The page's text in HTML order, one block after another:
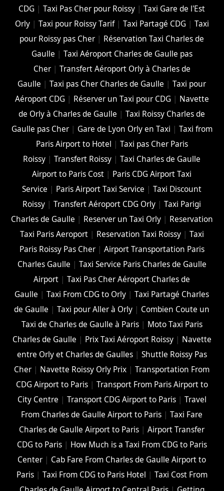
CDG |Taxi Pas Cher pour Roissy |Taxi Gare de l'Est
Orly| Taxi pour Roissy Tarif| Taxi Partagé CDG | Taxi
pour Roissy pas Cher | Réservation Taxi Charles de
Gaulle | Taxi Aéroport Charles de Gaulle pas
Cher| Transfert Aéroport Orly à Charles de
Gaulle |Taxi pas Cher Charles de Gaulle |Taxi pour
Aéroport CDG | Réserver un Taxi pour CDG | Navette
de Orly à Charles de Gaulle |Taxi Roissy Charles de
Gaulle pas Cher| Gare de Lyon Orly en Taxi | Taxi from
Paris Airport to Hotel | Taxi pas Cher Paris
Roissy |Transfert Roissy |Taxi Charles de Gaulle
Airport to Paris Cost | Paris CDG Airport Taxi
Service | Paris Airport Taxi Service |Taxi Discount
Roissy |Transfert Aéroport CDG Orly |Taxi Parigi
Charles de Gaulle | Reserver un Taxi Orly| Reservation
Taxi Paris Aeroport| Reservation Taxi Roissy| Taxi
Paris Roissy Pas Cher| Airport Transportation Paris
Charles Gaulle | Taxi Service Paris Charles de Gaulle
Airport |Taxi Pas Cher Aéroport Charles de
Gaulle |Taxi From CDG to Orly |Taxi Partagé Charles
de Gaulle |Taxi pour Aller à Orly | Combien Coute un
Taxi de Charles de Gaulle à Paris| Moto Taxi Paris
Charles de Gaulle | Prix Taxi Aéroport Roissy| Navette
entre Orly et Charles de Gaulles| Shuttle Roissy Pas
Cher | Navette Roissy Orly Prix |Transportation From
CDG Airport to Paris| Transport From Paris Airport to
City Centre | Transport CDG Airport to Paris| Travel
From Charles de Gaulle Airport to Paris |Taxi Fare
Charles de Gaulle Airport to Paris |Airport Transfer
CDG to Paris| How Much is a Taxi From CDG to Paris
Center | Cab Fare From Charles de Gaulle Airport to
Paris| Taxi From CDG to Paris Hotel | Taxi Cost From